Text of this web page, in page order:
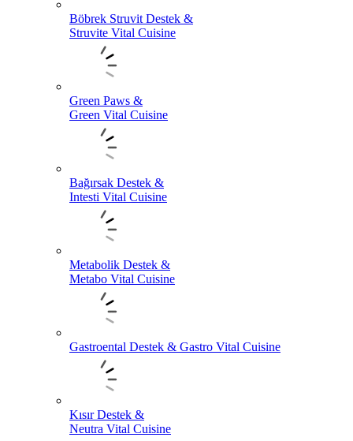
Böbrek Struvit Destek &
Struvite Vital Cuisine
Green Paws &
Green Vital Cuisine
Bağırsak Destek &
Intesti Vital Cuisine
Metabolik Destek &
Metabo Vital Cuisine
Gastroental Destek & Gastro Vital Cuisine
Kısır Destek &
Neutra Vital Cuisine